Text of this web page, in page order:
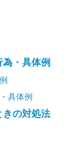
・具体例
具体例
きの対処法